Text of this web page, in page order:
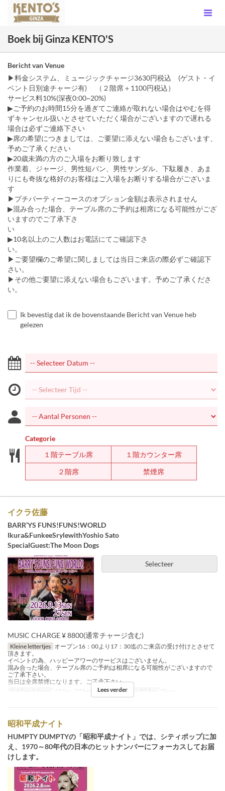
Boek bij Ginza KENTO'S
Bericht van Venue
▶︎料金システム、ミュージックチャージ3630円税込 (ゲスト・イ
ベント日別途チャージ有) （２階席＋1100円税込）
サービス料10%(深夜0:00~20%)
▶ご予約のお時間15分を過ぎてご連絡が取れない場合はやむを得
ずキャンセル扱いとさせていただく場合がございますので遅れる
場合は必ずご連絡下さい
▶席の希望につきましては、ご要望に添えない場合もございます、
予めご了承ください
▶︎20歳未満の方のご入場をお断り致します
作業着、ジャージ、男性短パン、男性サンダル、下駄履き、あま
りにも奇抜な格好のお客様はご入場をお断りする場合がございま
す
▶︎プチパーティーコースのオプション金額は表示されません
▶︎混み合った場合、テーブル席のご予約は相席になる可能性がござ
いますのでご了承下さ
い
▶︎10名以上のご人数はお電話にてご確認下さ
い。
▶︎ご要望欄のご希望に関しましては当日ご来店の際必ずご確認下
さい。
▶︎その他ご要望に添えない場合もございます。予めご了承くださ
い。
Ik bevestig dat ik de bovenstaande Bericht van Venue heb
gelezen
Categorie
１階テーブル席
１階カウンター席
２階席
禁煙席
イクラ佐藤
BARR‘YS FUNS!FUNS!WORLD
Ikura&FunkeeSrylewithYoshio Sato
SpecialGuest:The Moon Dogs
Selecteer
MUSIC CHARGE ¥ 8800(通常チャージ含む)
Kleine lettertjes オープン16：00より17：30迄のご来店の受け付けとさせて
頂きます。
イベントの為、ハッピーアワーのサービスはございません。
混み合った場合、テーブル席のご予約は相席になる可能性がございますので
ご了承下さい。
当日は全席禁煙になります。ご了承下さい。
Geldige datums
13 Sep, 27 Sep Dagen Zo Maaltijden Diner
Lees verder
昭和平成ナイト
HUMPTY DUMPTYの「昭和平成ナイト」では、シティポップに加
え、1970～80年代の日本のヒットナンバーにフォーカスしてお届
けします。